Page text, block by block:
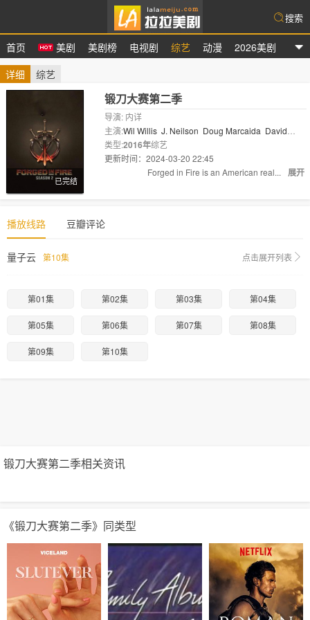
首页 美剧 美剧榜 电视剧 综艺 动漫 2026美剧
搜索
详细 综艺
已完结
锻刀大赛第二季
导演: 内详
主演:Wil Willis J. Neilson Doug Marcaida David
Baker
类型:2016年综艺
更新时间：2024-03-20 22:45
Forged in Fire is an American real... 展开
播放线路 豆瓣评论
量子云 第10集 点击展开列表
第01集 第02集 第03集 第04集
第05集 第06集 第07集 第08集
第09集 第10集
锻刀大赛第二季相关资讯
《锻刀大赛第二季》同类型